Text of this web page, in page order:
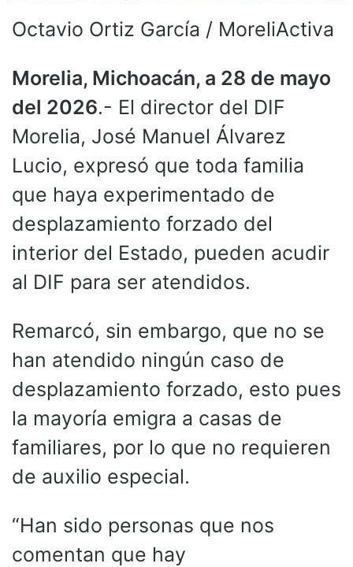
Octavio Ortiz García / MoreliActiva
Morelia, Michoacán, a 28 de mayo
del 2026.- El director del DIF
Morelia, José Manuel Álvarez
Lucio, expresó que toda familia
que haya experimentado de
desplazamiento forzado del
interior del Estado, pueden acudir
al DIF para ser atendidos.
Remarcó, sin embargo, que no se
han atendido ningún caso de
desplazamiento forzado, esto pues
la mayoría emigra a casas de
familiares, por lo que no requieren
de auxilio especial.
“Han sido personas que nos
comentan que hay